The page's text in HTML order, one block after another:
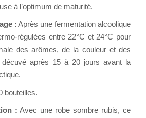
à l’optimum de maturité.
: Après une fermentation alcoolique
régulées entre 22°C et 24°C pour
des arômes, de la couleur et des
après 15 à 20 jours avant la
bouteilles.
: Avec une robe sombre rubis, ce